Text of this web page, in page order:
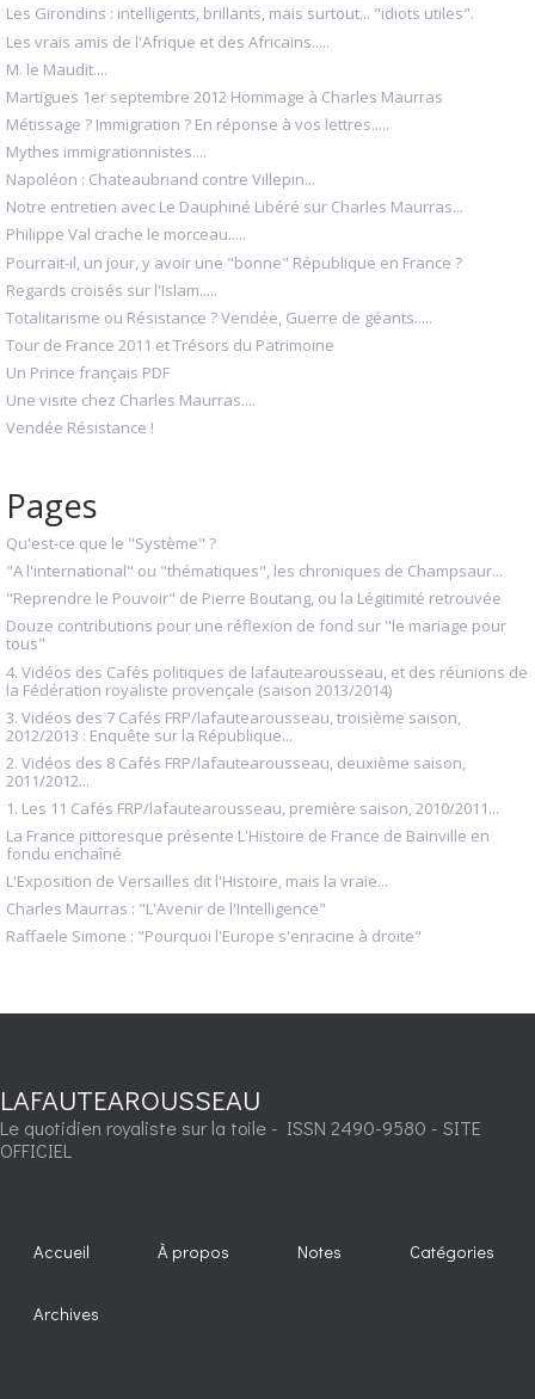
Les Girondins : intelligents, brillants, mais surtout... "idiots utiles".
Les vrais amis de l'Afrique et des Africains.....
M. le Maudit....
Martigues 1er septembre 2012 Hommage à Charles Maurras
Métissage ? Immigration ? En réponse à vos lettres.....
Mythes immigrationnistes....
Napoléon : Chateaubriand contre Villepin...
Notre entretien avec Le Dauphiné Libéré sur Charles Maurras...
Philippe Val crache le morceau.....
Pourrait-il, un jour, y avoir une "bonne" République en France ?
Regards croisés sur l'Islam.....
Totalitarisme ou Résistance ? Vendée, Guerre de géants.....
Tour de France 2011 et Trésors du Patrimoine
Un Prince français PDF
Une visite chez Charles Maurras....
Vendée Résistance !
Pages
Qu'est-ce que le "Système" ?
"A l'international" ou "thématiques", les chroniques de Champsaur...
"Reprendre le Pouvoir" de Pierre Boutang, ou la Légitimité retrouvée
Douze contributions pour une réflexion de fond sur "le mariage pour
tous"
4. Vidéos des Cafés politiques de lafautearousseau, et des réunions de
la Fédération royaliste provençale (saison 2013/2014)
3. Vidéos des 7 Cafés FRP/lafautearousseau, troisième saison,
2012/2013 : Enquête sur la République...
2. Vidéos des 8 Cafés FRP/lafautearousseau, deuxième saison,
2011/2012...
1. Les 11 Cafés FRP/lafautearousseau, première saison, 2010/2011...
La France pittoresque présente L'Histoire de France de Bainville en
fondu enchaîné
L'Exposition de Versailles dit l'Histoire, mais la vraie...
Charles Maurras : "L'Avenir de l'Intelligence"
Raffaele Simone : "Pourquoi l'Europe s'enracine à droite"
LAFAUTEAROUSSEAU
Le quotidien royaliste sur la toile - ISSN 2490-9580 - SITE
OFFICIEL
Accueil À propos Notes Catégories
Archives